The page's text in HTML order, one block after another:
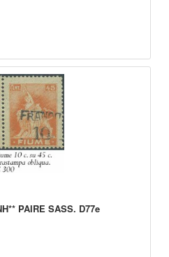
PAIRE SASS. D77e